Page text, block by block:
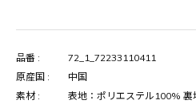
品番 :
72_1_72233110411
原産国 :
中国
素材 :
表地：ポリエステル100% 裏